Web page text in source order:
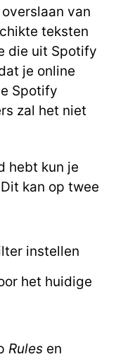
van
teksten
die uit Spotify
je online
Spotify
zal het niet
hebt kun je
kan op twee
instellen
het huidige
Rules en